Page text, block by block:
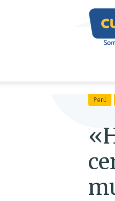
Cutivalú
Piura
Perú